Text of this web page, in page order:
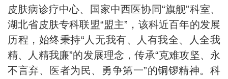
皮肤病诊疗中心、国家中西医协同“旗舰”科室、
湖北省皮肤专科联盟“盟主”，该科近百年的发展
历程，始终秉持“人无我有、人有我全、人全我
精、人精我廉”的发展理念，传承“克难攻坚、永
不言弃、医者为民、勇争第一”的铜锣精神。科